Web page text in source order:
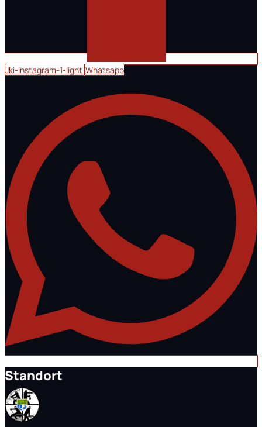
Jki-instagram-1-light Whatsapp
Standort